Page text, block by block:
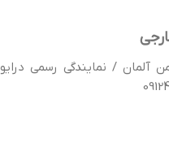
/ نمایندگی رسمی درایو